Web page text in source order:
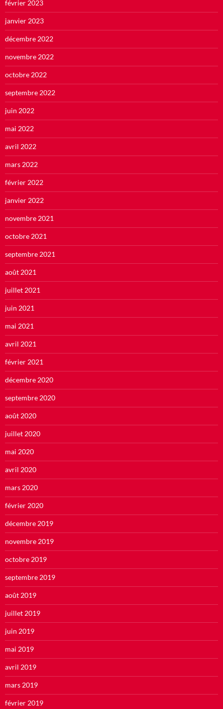
février 2023
janvier 2023
décembre 2022
novembre 2022
octobre 2022
septembre 2022
juin 2022
mai 2022
avril 2022
mars 2022
février 2022
janvier 2022
novembre 2021
octobre 2021
septembre 2021
août 2021
juillet 2021
juin 2021
mai 2021
avril 2021
février 2021
décembre 2020
septembre 2020
août 2020
juillet 2020
mai 2020
avril 2020
mars 2020
février 2020
décembre 2019
novembre 2019
octobre 2019
septembre 2019
août 2019
juillet 2019
juin 2019
mai 2019
avril 2019
mars 2019
février 2019